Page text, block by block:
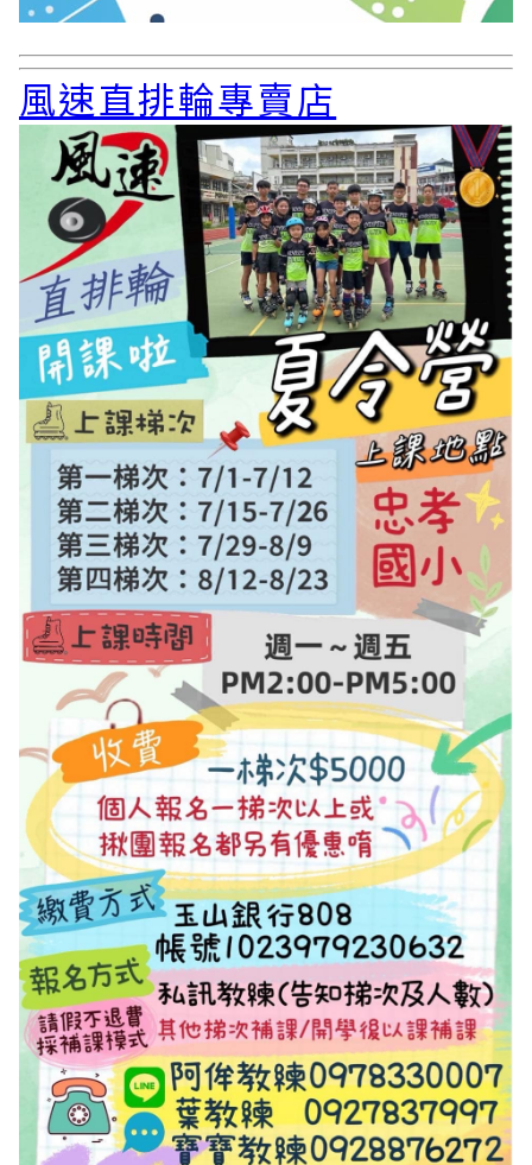
風速直排輪專賣店